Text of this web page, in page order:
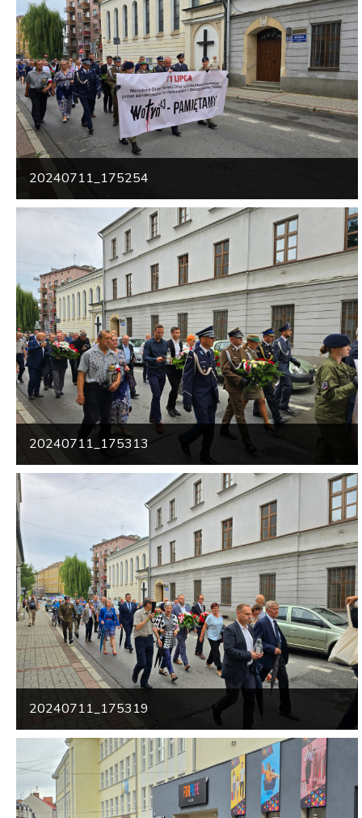
20240711_175254
20240711_175313
20240711_175319